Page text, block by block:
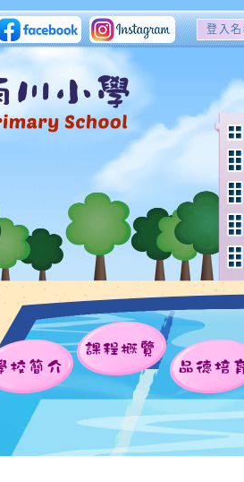
學校簡介
課程概覽
品德培育